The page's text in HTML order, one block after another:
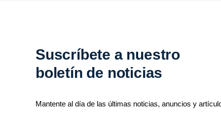
Suscríbete a nuestro
boletín de noticias
Mantente al día de las últimas noticias, anuncios y